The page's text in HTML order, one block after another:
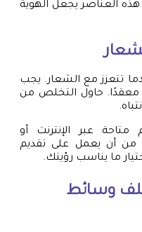
العناصر يجعل الهوية
تتعزز مع الشعار. يجب
حاول التخلص من
عبر الإنترنت أو
من أن يعمل على تقديم
ما يناسب رؤيتك.
وسائط